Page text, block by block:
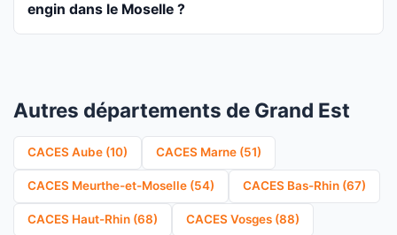
engin dans le Moselle ?
Autres départements de Grand Est
CACES Aube (10) CACES Marne (51)
CACES Meurthe-et-Moselle (54) CACES Bas-Rhin (67)
CACES Haut-Rhin (68) CACES Vosges (88)